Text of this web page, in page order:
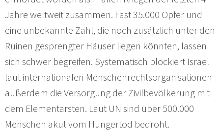
Jahre weltweit zusammen. Fast 35.000 Opfer und
eine unbekannte Zahl, die noch zusätzlich unter den
Ruinen gesprengter Häuser liegen könnten, lassen
sich schwer begreifen. Systematisch blockiert Israel
laut internationalen Menschenrechtsorganisationen
außerdem die Versorgung der Zivilbevölkerung mit
dem Elementarsten. Laut UN sind über 500.000
Menschen akut vom Hungertod bedroht.